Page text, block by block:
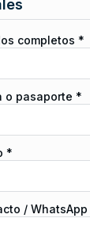
completos *
o pasaporte *
*
/